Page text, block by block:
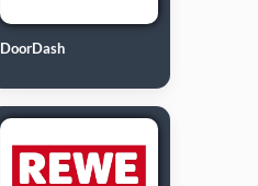
DoorDash